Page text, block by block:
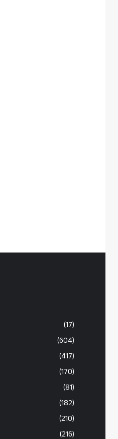
(17)
(604)
(417)
(170)
(81)
(182)
(210)
(216)